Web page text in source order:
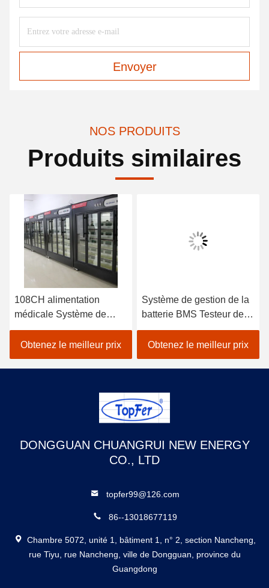
Envoyer
NOS PRODUITS
Produits similaires
108CH alimentation
médicale Système de
rétroaction de
vieillissement CC CV LED
Obtenez le meilleur prix
Système de gestion de la
batterie BMS Testeur de
vieillissement
Obtenez le meilleur prix
DONGGUAN CHUANGRUI NEW ENERGY
CO., LTD
topfer99@126.com
86--13018677119
Chambre 5072, unité 1, bâtiment 1, n° 2, section Nancheng,
rue Tiyu, rue Nancheng, ville de Dongguan, province du
Guangdong